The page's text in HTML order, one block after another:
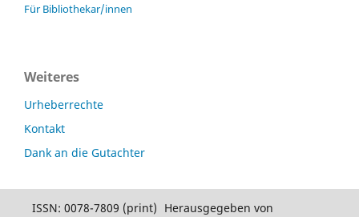
Für Bibliothekar/innen
Weiteres
Urheberrechte
Kontakt
Dank an die Gutachter
ISSN: 0078-7809 (print) Herausgegeben von